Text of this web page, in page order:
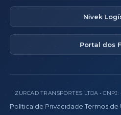
Nivek
Portal dos
ZURCAD TRANSPORTES LTDA • CNPJ:
Política de Privacidade·Termos de